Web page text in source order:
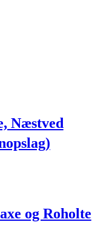
Næstved
og Roholte